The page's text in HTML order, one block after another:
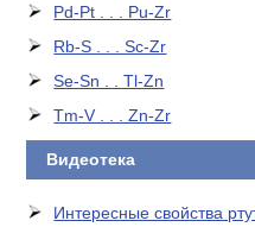
Pd-Pt . . . Pu-Zr
Rb-S . . . Sc-Zr
Se-Sn . . Tl-Zn
Tm-V . . . Zn-Zr
Видеотека
Интересные свойства